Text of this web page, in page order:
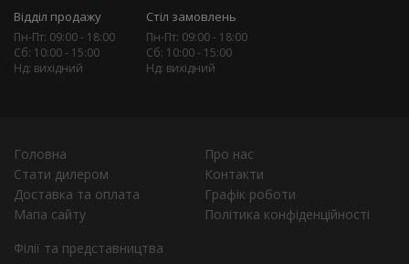
Відділ продажу
Пн-Пт: 09:00 - 18:00
Сб: 10:00 - 15:00
Нд: вихідний
Стіл замовлень
Пн-Пт: 09:00 - 18:00
Сб: 10:00 - 15:00
Нд: вихідний
Головна
Про нас
Стати дилером
Контакти
Доставка та оплата
Графік роботи
Мапа сайту
Політика конфіденційності
Філії та представництва